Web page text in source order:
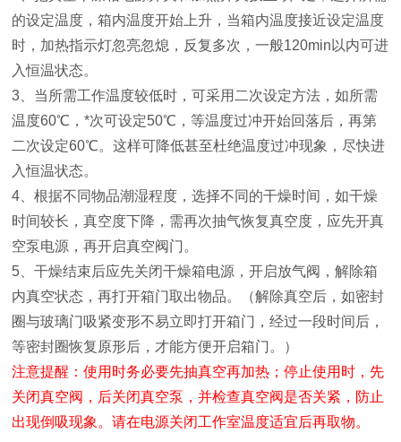
的设定温度，箱内温度开始上升，当箱内温度接近设定温度
时，加热指示灯忽亮忽熄，反复多次，一般120min以内可进
入恒温状态。
3、当所需工作温度较低时，可采用二次设定方法，如所需
温度60℃，*次可设定50℃，等温度过冲开始回落后，再第
二次设定60℃。这样可降低甚至杜绝温度过冲现象，尽快进
入恒温状态。
4、根据不同物品潮湿程度，选择不同的干燥时间，如干燥
时间较长，真空度下降，需再次抽气恢复真空度，应先开真
空泵电源，再开启真空阀门。
5、干燥结束后应先关闭干燥箱电源，开启放气阀，解除箱
内真空状态，再打开箱门取出物品。（解除真空后，如密封
圈与玻璃门吸紧变形不易立即打开箱门，经过一段时间后，
等密封圈恢复原形后，才能方便开启箱门。）
注意提醒：使用时务必要先抽真空再加热；停止使用时， 先
关闭真空阀，后关闭真空泵，并检查真空阀是否关紧，防止
出现倒吸现象。请在电源关闭工作室温度适宜后再取物。